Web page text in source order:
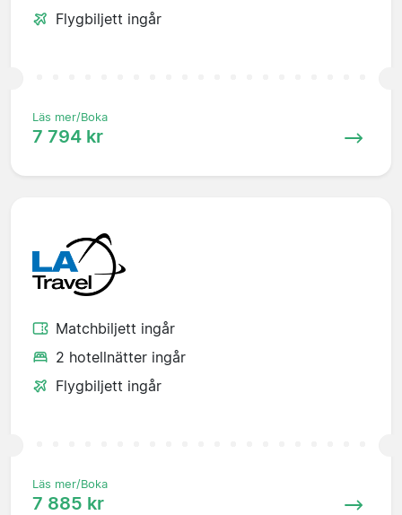
Flygbiljett ingår
Läs mer/Boka
7 794 kr
Matchbiljett ingår
2 hotellnätter ingår
Flygbiljett ingår
Läs mer/Boka
7 885 kr